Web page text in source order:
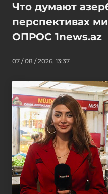
Что думают
перспективах
ОПРОС 1news.az
07 / 08 / 2026, 13:37